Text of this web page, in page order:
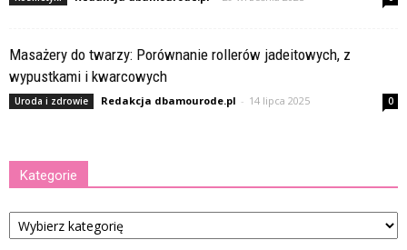
Masażery do twarzy: Porównanie rollerów jadeitowych, z
wypustkami i kwarcowych
Uroda i zdrowie Redakcja dbamourode.pl - 14 lipca 2025 0
Kategorie
Kategorie